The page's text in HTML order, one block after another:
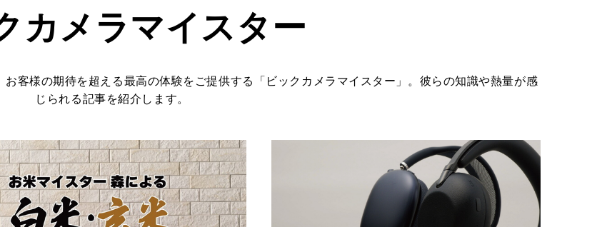
カメラマイスター
客様の期待を超える最高の体験をご提供する「ビックカメラマイスター」。彼らの知識や熱量が感
じられる記事を紹介します。